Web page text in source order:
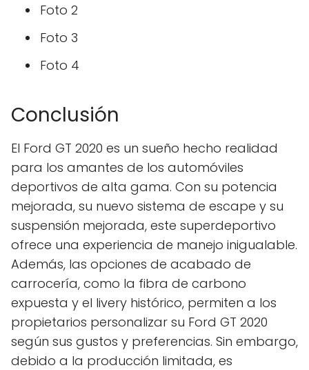
Foto 2
Foto 3
Foto 4
Conclusión
El Ford GT 2020 es un sueño hecho realidad
para los amantes de los automóviles
deportivos de alta gama. Con su potencia
mejorada, su nuevo sistema de escape y su
suspensión mejorada, este superdeportivo
ofrece una experiencia de manejo inigualable.
Además, las opciones de acabado de
carrocería, como la fibra de carbono
expuesta y el livery histórico, permiten a los
propietarios personalizar su Ford GT 2020
según sus gustos y preferencias. Sin embargo,
debido a la producción limitada, es